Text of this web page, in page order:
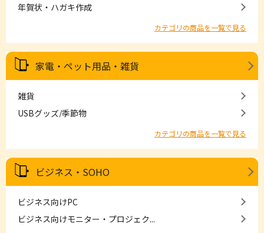
年賀状・ハガキ作成
カテゴリの商品を一覧で見る
家電・ペット用品・雑貨
雑貨
USBグッズ/季節物
カテゴリの商品を一覧で見る
ビジネス・SOHO
ビジネス向けPC
ビジネス向けモニター・プロジェク...